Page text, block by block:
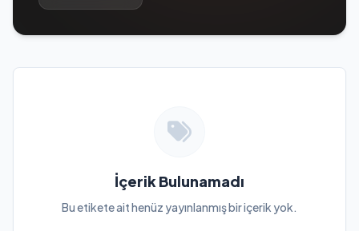
İçerik Bulunamadı
Bu etikete ait henüz yayınlanmış bir içerik yok.